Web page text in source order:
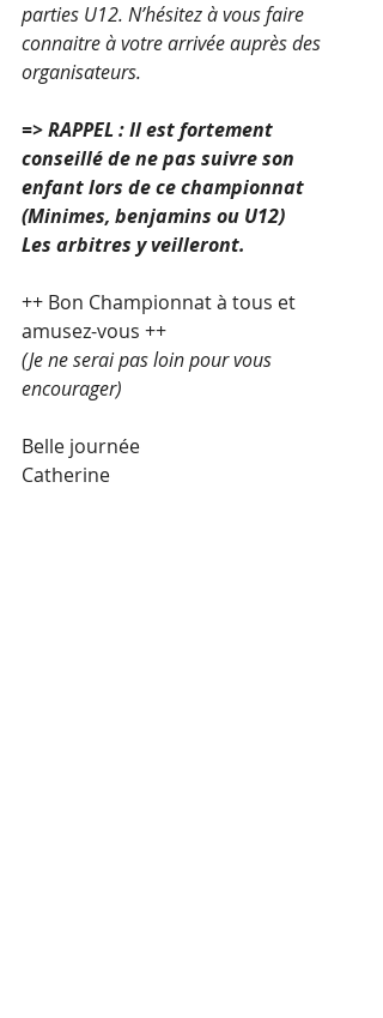
parties U12. N’hésitez à vous faire
connaitre à votre arrivée auprès des
organisateurs.
=> RAPPEL : Il est fortement
conseillé de ne pas suivre son
enfant lors de ce championnat
(Minimes, benjamins ou U12)
Les arbitres y veilleront.
++ Bon Championnat à tous et
amusez-vous ++
(Je ne serai pas loin pour vous
encourager)
Belle journée
Catherine